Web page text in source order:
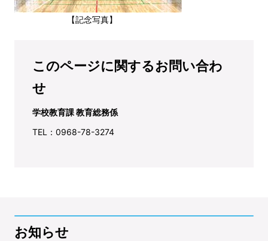
【記念写真】
このページに関するお問い合わ
せ
学校教育課 教育総務係
TEL：0968-78-3274
お知らせ